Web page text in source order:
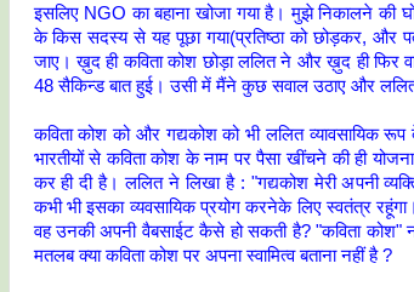
इसलिए NGO का बहाना खोजा गया है। मुझे निकालने की
के किस सदस्य से यह पूछा गया(प्रतिष्ठा को छोड़कर, और
जाए। ख़ुद ही कविता कोश छोड़ा ललित ने और ख़ुद ही फिर
48 सैकिन्ड बात हुई। उसी में मैंने कुछ सवाल उठाए और ललित
कविता कोश को और गद्यकोश को भी ललित व्यावसायिक
भारतीयों से कविता कोश के नाम पर पैसा खींचने की ही
कर ही दी है। ललित ने लिखा है : "गद्यकोश मेरी अपनी
कभी भी इसका व्यवसायिक प्रयोग करनेके लिए स्वतंत्र
वह उनकी अपनी वैबसाईट कैसे हो सकती है? "कविता कोश"
मतलब क्या कविता कोश पर अपना स्वामित्व बताना नहीं है ?